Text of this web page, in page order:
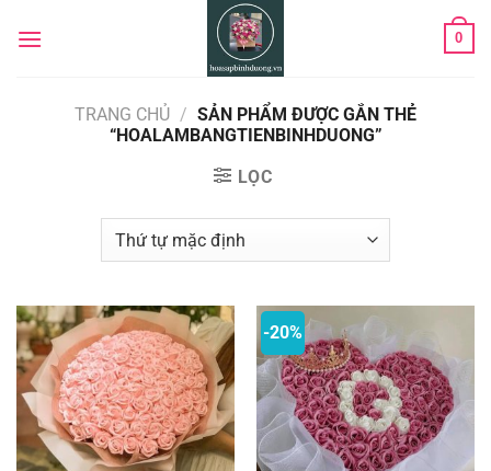
đến
0
TRANG CHỦ / SẢN PHẨM ĐƯỢC GẮN THẺ
“HOALAMBANGTIENBINHDUONG”
LỌC
-20%